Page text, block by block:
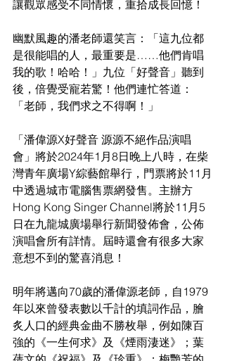
讓觀眾感受不同情懷，重拾成長回憶！
幽默風趣的潘老師還笑言：「這九位都
是很能唱的人，最重要是……他們肯唱
我的歌！哈哈！」九位「好聲音」聽到
後，倍覺受寵若驚！他們連忙答道：
「老師，我們求之不得啊！」
「潘偉源X好聲音 源源不絕作品演唱
會」將於2024年1月8日晚上八時，在柴
灣青年廣場Y綜藝館舉行，門票將於11月
中透過城市電腦售票網發售。主辦方
Hong Kong Singer Channel將於11月5
日在九龍城廣場舉行新聞發佈會，公佈
演唱會所有詳情。屆時還會有很多大家
意想不到的驚喜消息！
明年將邁向70歲的潘偉源老師，自1979
年以來曾發表數以千計的填詞作品，膾
炙人口的經典金曲不勝枚舉，例如陳百
強的《一生何求》及《煙雨淒迷》；葉